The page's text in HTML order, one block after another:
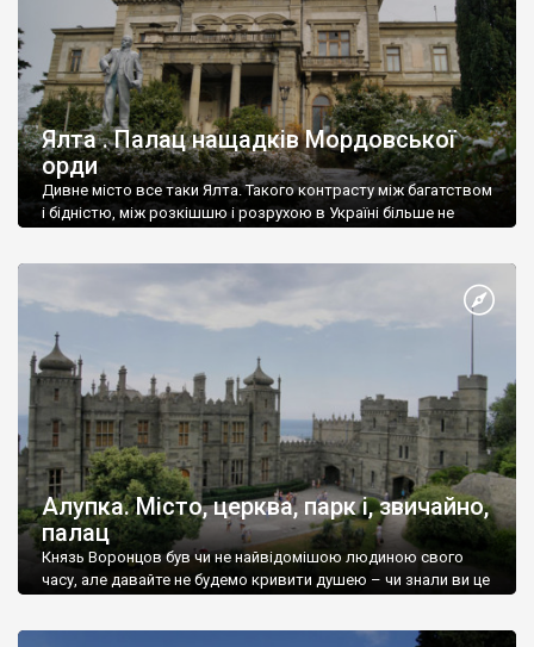
Ялта . Палац нащадків Мордовської
орди
Дивне місто все таки Ялта. Такого контрасту між багатством
і бідністю, між розкішшю і розрухою в Україні більше не
Алупка. Місто, церква, парк і, звичайно,
палац
Князь Воронцов був чи не найвідомішою людиною свого
часу, але давайте не будемо кривити душею – чи знали ви це